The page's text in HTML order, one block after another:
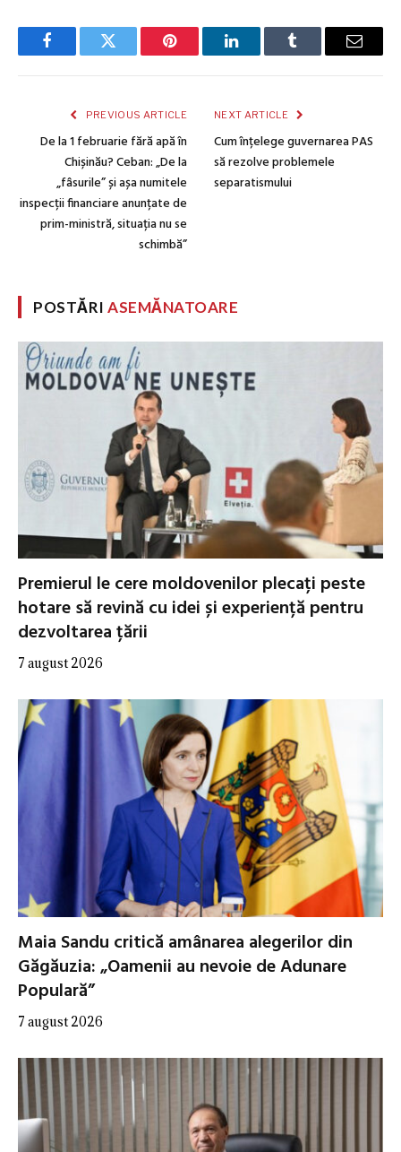
FacebookTwitter Pinterest LinkedInTumblr Email
PREVIOUS ARTICLE
De la 1 februarie fără apă în
Chișinău? Ceban: „De la
„fâsurile” și așa numitele
inspecții financiare anunțate de
prim-ministră, situația nu se
schimbă”
NEXT ARTICLE
Cum înțelege guvernarea PAS
să rezolve problemele
separatismului
POSTĂRIASEMĂNATOARE
Premierul le cere moldovenilor plecați peste
hotare să revină cu idei și experiență pentru
dezvoltarea țării
7 august 2026
Maia Sandu critică amânarea alegerilor din
Găgăuzia: „Oamenii au nevoie de Adunare
Populară”
7 august 2026